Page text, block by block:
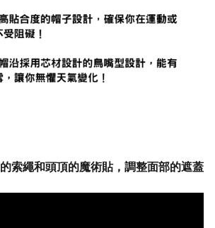
索繩和頭頂的魔術貼，調整面部的遮蓋